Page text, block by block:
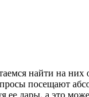
найти на
посещают
дары, а это